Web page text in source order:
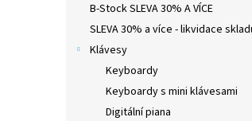
B-Stock SLEVA 30% A VÍCE
SLEVA 30% a více - likvidace
Klávesy
Keyboardy
Keyboardy s mini klávesami
Digitální piana